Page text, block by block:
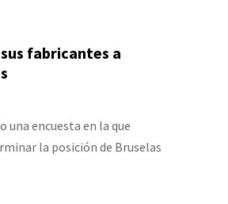
fabricantes a
una encuesta en la que
la posición de Bruselas